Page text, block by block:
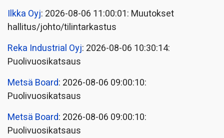
Ilkka Oyj: 2026-08-06 11:00:01: Muutokset
hallitus/johto/tilintarkastus
Reka Industrial Oyj: 2026-08-06 10:30:14:
Puolivuosikatsaus
Metsä Board: 2026-08-06 09:00:10:
Puolivuosikatsaus
Metsä Board: 2026-08-06 09:00:10:
Puolivuosikatsaus